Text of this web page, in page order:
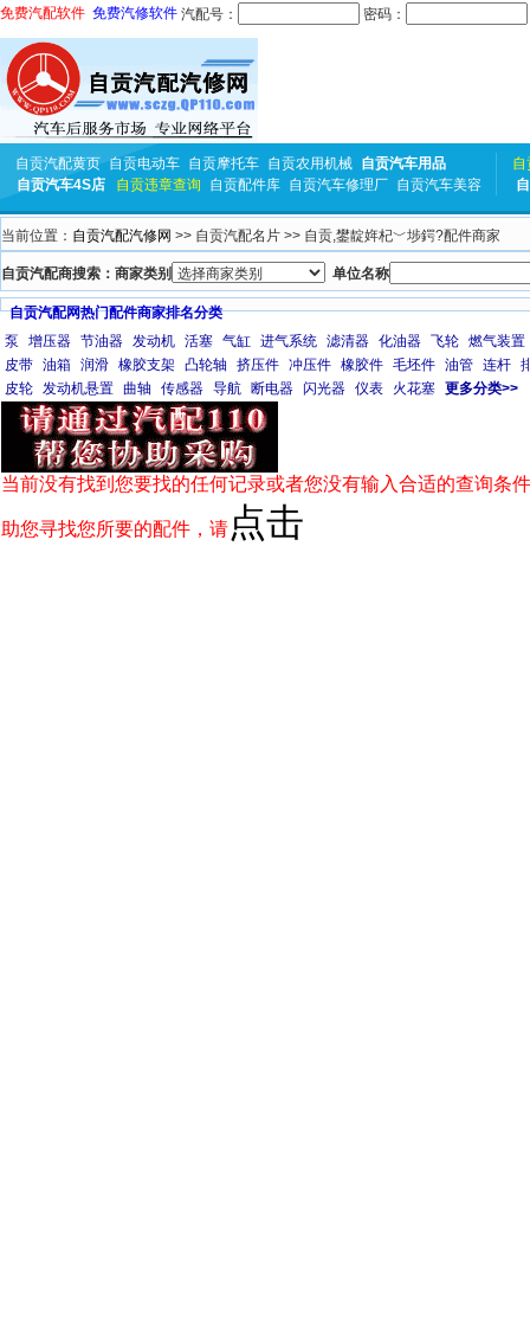
免费汽配软件 免费汽修软件 汽配号： 密码：
自贡汽配黄页 自贡电动车 自贡摩托车 自贡农用机械 自贡汽车用品
自贡汽车4S店
自贡违章查询 自贡配件库 自贡汽车修理厂 自贡汽车美容
自
当前位置： 自贡汽配汽修网 >> 自贡汽配名片 >> 自贡,鐢靛姩杞﹀埗鍔?配件商家
自贡汽配商搜索：商家类别 单位名称
自贡汽配网热门配件商家排名分类
泵
增压器 节油器 发动机 活塞 气缸 进气系统 滤清器 化油器 飞轮 燃气装置
皮带 油箱 润滑 橡胶支架 凸轮轴 挤压件 冲压件 橡胶件 毛坯件 油管 连杆
皮轮 发动机悬置 曲轴 传感器 导航 断电器 闪光器 仪表 火花塞 更多分类>>
当前没有找到您要找的任何记录或者您没有输入合适的查询条
助您寻找您所要的配件，请 点击